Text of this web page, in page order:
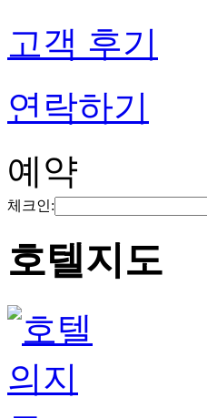
고객 후기
연락하기
예약
체크인:
호텔지도